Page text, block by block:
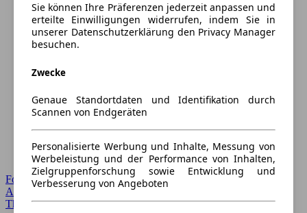
Forum Startseite
Alle Auto-Foren
Themen-Forum
Sie können Ihre Präferenzen jederzeit anpassen und
erteilte Einwilligungen widerrufen, indem Sie in
unserer Datenschutzerklärung den Privacy Manager
besuchen.
Zwecke
Genaue Standortdaten und Identifikation durch
Scannen von Endgeräten
Personalisierte Werbung und Inhalte, Messung von
Werbeleistung und der Performance von Inhalten,
Zielgruppenforschung sowie Entwicklung und
Verbesserung von Angeboten